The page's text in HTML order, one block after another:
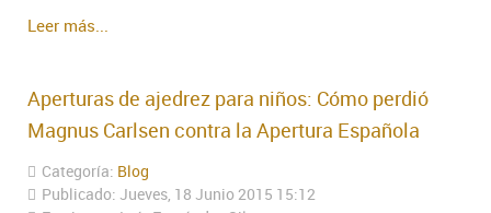
Leer más...
Aperturas de ajedrez para niños: Cómo perdió
Magnus Carlsen contra la Apertura Española
Categoría: Blog
Publicado: Jueves, 18 Junio 2015 15:12